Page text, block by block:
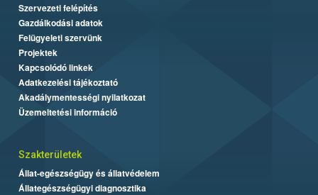
Szervezeti felépítés
Gazdálkodási adatok
Felügyeleti szervünk
Projektek
Kapcsolódó linkek
Adatkezelési tájékoztató
Akadálymentességi nyilatkozat
Üzemeltetési információ
Szakterületek
Állat-egészségügy és állatvédelem
Állategészségügyi diagnosztika